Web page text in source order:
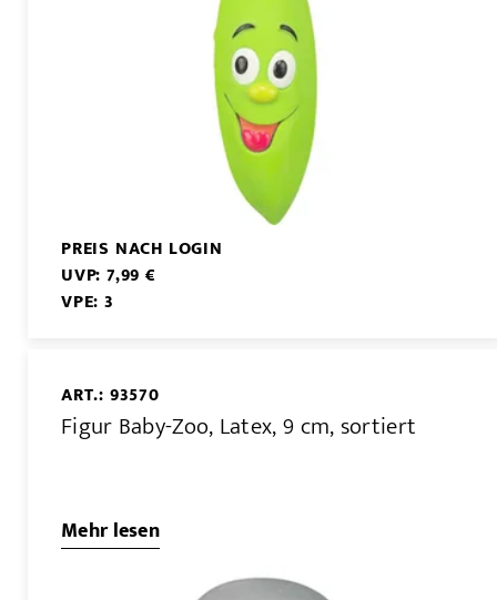
PREIS NACH LOGIN
UVP: 7,99 €
VPE: 3
ART.: 93570
Figur Baby-Zoo, Latex, 9 cm, sortiert
Mehr lesen